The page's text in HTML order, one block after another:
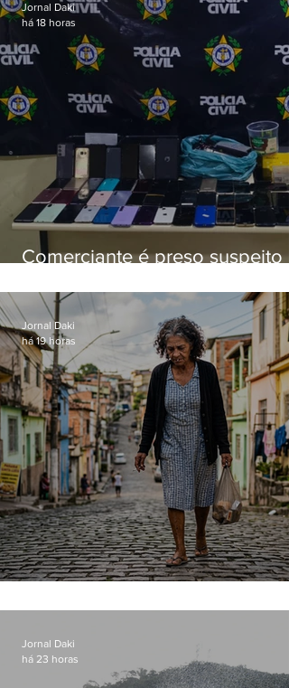
Comerciante é preso suspeito
loja
Jornal Daki
há 18 horas
Jornal Daki
há 19 horas
Jornal Daki
há 23 horas